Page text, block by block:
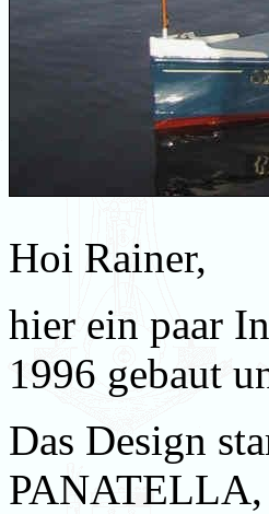
Hoi Rainer,
hier ein paar
1996 gebaut
Das Design
PANATELLA,